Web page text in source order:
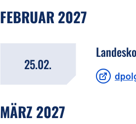
FEBRUAR 2027
25.02.
MÄRZ 2027